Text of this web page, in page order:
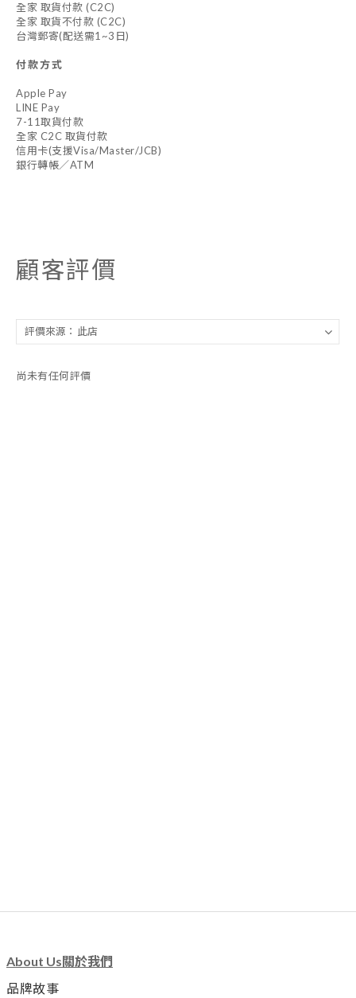
全家 取貨付款 (C2C)
全家 取貨不付款 (C2C)
台灣郵寄(配送需1~3日)
付款方式
Apple Pay
LINE Pay
7-11取貨付款
全家 C2C 取貨付款
信用卡(支援Visa/Master/JCB)
銀行轉帳／ATM
顧客評價
尚未有任何評價
About Us關於我們
品牌故事